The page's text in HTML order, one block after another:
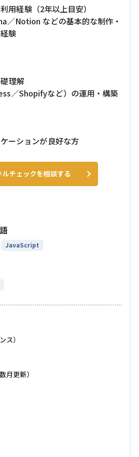
用経験（2年以上目安）
／Notion などの基本的な制作・
験
理解
／Shopifyなど）の運用・構築
ーションが良好な方
ルチェックを相談する
JavaScript
ス）
月更新）